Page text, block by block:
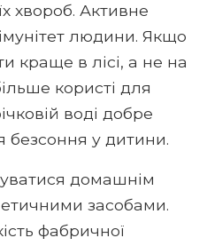
хвороб. Активне
людини. Якщо
краще в лісі, а не на
користі для
воді добре
безсоння у дитини.
домашнім
засобами.
фабричної